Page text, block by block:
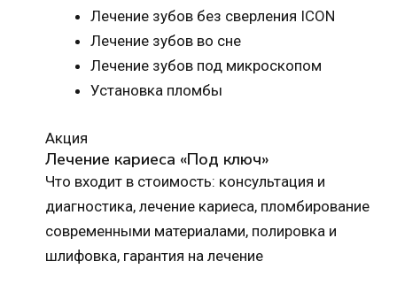
Лечение зубов без сверления ICON
Лечение зубов во сне
Лечение зубов под микроскопом
Установка пломбы
Акция
Лечение кариеса «Под ключ»
Что входит в стоимость: консультация и
диагностика, лечение кариеса, пломбирование
современными материалами, полировка и
шлифовка, гарантия на лечение